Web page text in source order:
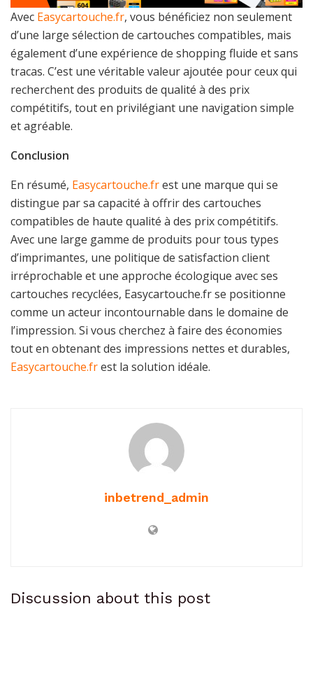
Avec Easycartouche.fr, vous bénéficiez non seulement
d’une large sélection de cartouches compatibles, mais
également d’une expérience de shopping fluide et sans
tracas. C’est une véritable valeur ajoutée pour ceux qui
recherchent des produits de qualité à des prix
compétitifs, tout en privilégiant une navigation simple
et agréable.
Conclusion
En résumé, Easycartouche.frest une marque qui se
distingue par sa capacité à offrir des cartouches
compatibles de haute qualité à des prix compétitifs.
Avec une large gamme de produits pour tous types
d’imprimantes, une politique de satisfaction client
irréprochable et une approche écologique avec ses
cartouches recyclées, Easycartouche.fr se positionne
comme un acteur incontournable dans le domaine de
l’impression. Si vous cherchez à faire des économies
tout en obtenant des impressions nettes et durables,
Easycartouche.frest la solution idéale.
inbetrend_admin
Discussion about this post